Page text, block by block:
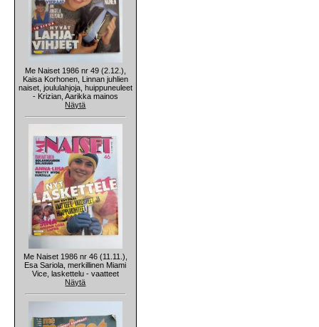
Me Naiset 1986 nr 49 (2.12.),
Kaisa Korhonen, Linnan juhlien
naiset, joululahjoja, huippuneuleet
- Krizian, Aarikka mainos
Näytä
Me Naiset 1986 nr 46 (11.11.),
Esa Sariola, merkillinen Miami
Vice, laskettelu - vaatteet
Näytä